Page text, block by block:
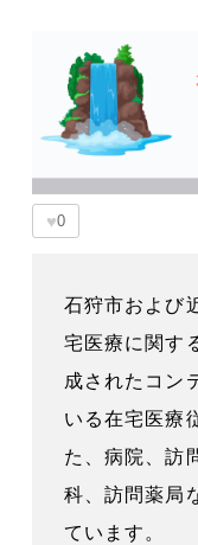
♥0
石狩市および
宅医療に関す
成されたコン
いる在宅医療
た、病院、訪
科、訪問薬局
ています。